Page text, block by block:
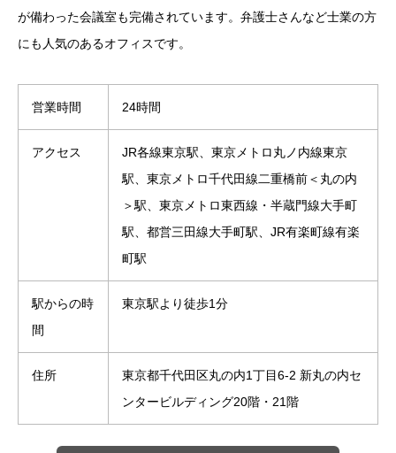
が備わった会議室も完備されています。弁護士さんなど士業の方
にも人気のあるオフィスです。
営業時間 24時間
アクセス
JR各線東京駅、東京メトロ丸ノ内線東京
駅、東京メトロ千代田線二重橋前＜丸の内
＞駅、東京メトロ東西線・半蔵門線大手町
駅、都営三田線大手町駅、JR有楽町線有楽
町駅
駅からの時
間
東京駅より徒歩1分
住所
東京都千代田区丸の内1丁目6-2 新丸の内セ
ンタービルディング20階・21階